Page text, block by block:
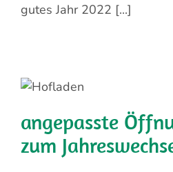
gutes Jahr 2022 [...]
angepasste
zum